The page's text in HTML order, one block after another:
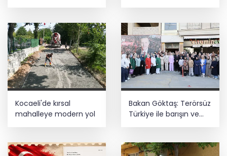
gözaltı
Depremde hasar görmüştü... Malatya
Arkeoloji Müzesi yenilendi
Kocaeli'de kırsal
mahalleye modern yol
Bakan Göktaş: Terörsüz
Türkiye ile barışın ve
istikrarın güçlendiği